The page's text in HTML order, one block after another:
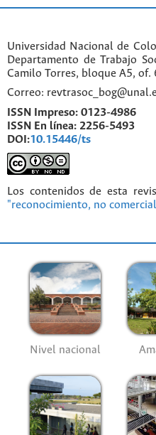
Universidad Nacional de
Departamento de Trabajo
Camilo Torres, bloque A5,
Correo:
ISSN Impreso: 0123-4986
ISSN En línea: 2256-5493
DOI:10.15446/ts
Los contenidos de esta
"reconocimiento, no
Nivel nacional